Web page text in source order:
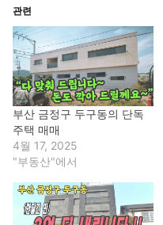
관련
부산 금정구 두구동의 단독
주택 매매
4월 17, 2025
"부동산"에서